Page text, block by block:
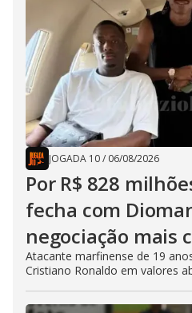
JOGADA 10/ 06/08/2026
Por R$ 828
fecha com
negociação mais
Atacante marfinense de 19
Cristiano Ronaldo em valores